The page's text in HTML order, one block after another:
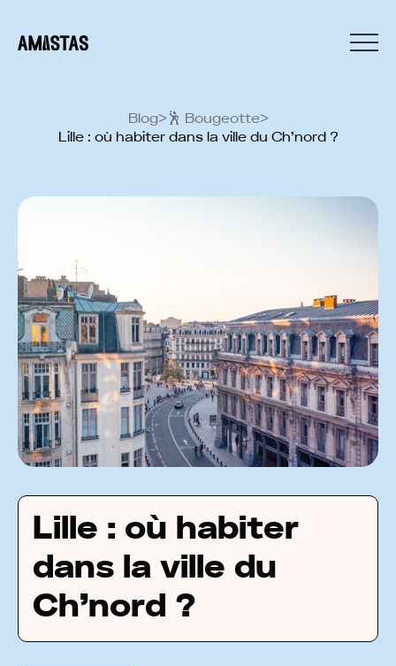
Blog> 🕺️ Bougeotte>
Lille : où habiter dans la ville du Ch’nord ?
Lille : où habiter
dans la ville du
Ch’nord ?